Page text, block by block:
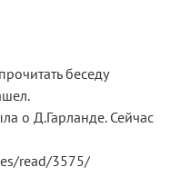
беседу
о Д.Гарланде. Сейчас
read/3575/